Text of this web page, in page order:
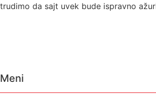
trudimo da sajt uvek bude ispravno
Meni